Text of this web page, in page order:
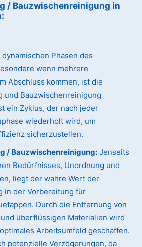
/ Bauzwischenreinigung in
:
dynamischen Phasen des
wenn mehrere
Abschluss kommen, ist die
und Bauzwischenreinigung
ein Zyklus, der nach jeder
wiederholt wird, um
sicherzustellen.
/ Bauzwischenreinigung: Jenseits
Bedürfnisses, Unordnung und
liegt der wahre Wert der
in der Vorbereitung für
Durch die Entfernung von
überflüssigen Materialien wird
Arbeitsumfeld geschaffen.
potenzielle Verzögerungen, da